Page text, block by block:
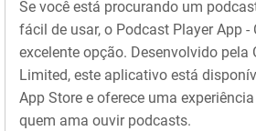
Se você está procurando um
fácil de usar, o Podcast Player App -
excelente opção. Desenvolvido pela
Limited, este aplicativo está
App Store e oferece uma
quem ama ouvir podcasts.